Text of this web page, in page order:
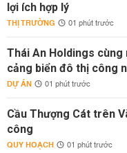
lợi ích hợp lý
THỊ TRƯỜNG 01 phút trước
Thái An Holdings cùng
cảng biển đô thị công
DỰ ÁN 01 phút trước
Cầu Thượng Cát trên
công
QUY HOẠCH 01 phút trước